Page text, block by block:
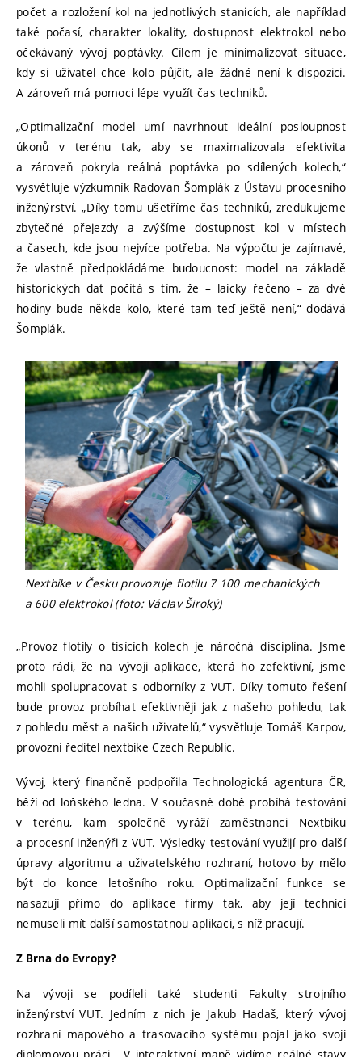
počet a rozložení kol na jednotlivých stanicích, ale například
také počasí, charakter lokality, dostupnost elektrokol nebo
očekávaný vývoj poptávky. Cílem je minimalizovat situace,
kdy si uživatel chce kolo půjčit, ale žádné není k dispozici.
A zároveň má pomoci lépe využít čas techniků.
„Optimalizační model umí navrhnout ideální posloupnost
úkonů v terénu tak, aby se maximalizovala efektivita
a zároveň pokryla reálná poptávka po sdílených kolech,“
vysvětluje výzkumník Radovan Šomplák z Ústavu procesního
inženýrství. „Díky tomu ušetříme čas techniků, zredukujeme
zbytečné přejezdy a zvýšíme dostupnost kol v místech
a časech, kde jsou nejvíce potřeba. Na výpočtu je zajímavé,
že vlastně předpokládáme budoucnost: model na základě
historických dat počítá s tím, že – laicky řečeno – za dvě
hodiny bude někde kolo, které tam teď ještě není,“ dodává
Šomplák.
Nextbike v Česku provozuje flotilu 7 100 mechanických
a 600 elektrokol (foto: Václav Široký)
„Provoz flotily o tisících kolech je náročná disciplína. Jsme
proto rádi, že na vývoji aplikace, která ho zefektivní, jsme
mohli spolupracovat s odborníky z VUT. Díky tomuto řešení
bude provoz probíhat efektivněji jak z našeho pohledu, tak
z pohledu měst a našich uživatelů,“ vysvětluje Tomáš Karpov,
provozní ředitel nextbike Czech Republic.
Vývoj, který finančně podpořila Technologická agentura ČR,
běží od loňského ledna. V současné době probíhá testování
v terénu, kam společně vyráží zaměstnanci Nextbiku
a procesní inženýři z VUT. Výsledky testování využijí pro další
úpravy algoritmu a uživatelského rozhraní, hotovo by mělo
být do konce letošního roku. Optimalizační funkce se
nasazují přímo do aplikace firmy tak, aby její technici
nemuseli mít další samostatnou aplikaci, s níž pracují.
Z Brna do Evropy?
Na vývoji se podíleli také studenti Fakulty strojního
inženýrství VUT. Jedním z nich je Jakub Hadaš, který vývoj
rozhraní mapového a trasovacího systému pojal jako svoji